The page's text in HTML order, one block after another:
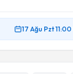
17 Ağu Pzt11:00